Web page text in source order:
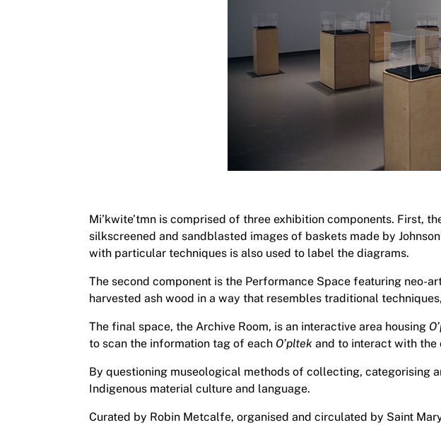
Mi’kwite’tmn is comprised of three exhibition components. First,
silkscreened and sandblasted images of baskets made by
with particular techniques is also used to label the diagrams.
The second component is the Performance Space featuring neo-
harvested ash wood in a way that resembles traditional
The final space, the Archive Room, is an interactive area housing
to scan the information tag of each O’pltek and to interact with the
By questioning museological methods of collecting, categorising
Indigenous material culture and language.
Curated by Robin Metcalfe, organised and circulated by Saint